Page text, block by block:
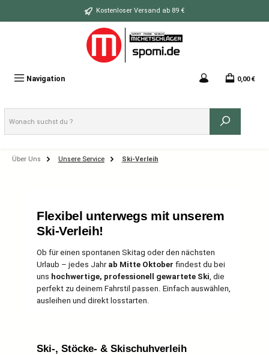
Zum Hauptinhalt springen Kostenloser Versand ab 89 €
Navigation 0,00 €
Über Uns Unsere Service Ski-Verleih
Flexibel unterwegs mit unserem
Ski-Verleih!
Ob für einen spontanen Skitag oder den nächsten
Urlaub – jedes Jahr ab Mitte Oktober findest du bei
uns hochwertige, professionell gewartete Ski, die
perfekt zu deinem Fahrstil passen. Einfach auswählen,
ausleihen und direkt losstarten.
Ski-, Stöcke- & Skischuhverleih